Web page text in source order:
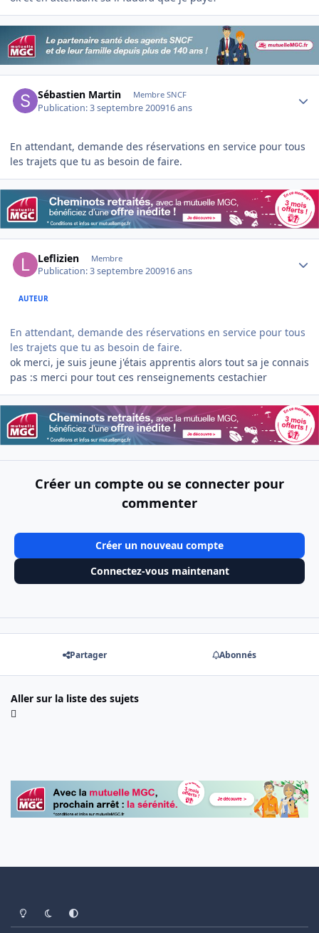
Sébastien Martin Membre SNCF
Publication:3 septembre 200916 ans
En attendant, demande des réservations en service pour tous
les trajets que tu as besoin de faire.
Leflizien Membre
Publication:3 septembre 200916 ans
AUTEUR
En attendant, demande des réservations en service pour tous
les trajets que tu as besoin de faire.
ok merci, je suis jeune j'étais apprentis alors tout sa je connais
pas :s merci pour tout ces renseignements cestachier
Créer un compte ou se connecter pour
commenter
Créer un nouveau compte
Connectez-vous maintenant
Partager Abonnés
Aller sur la liste des sujets
Light ModeDark ModeSystem Preference